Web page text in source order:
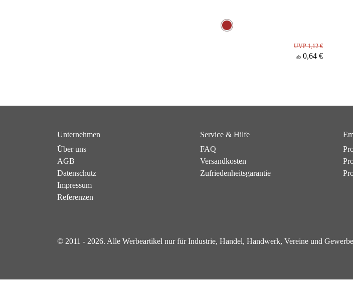
UVP 1,12 €
ab 0,64 €
Unternehmen
Über uns
AGB
Datenschutz
Impressum
Referenzen
Service & Hilfe
FAQ
Versandkosten
Zufriedenheitsgarantie
© 2011 - 2026. Alle Werbeartikel nur für Industrie, Handel, Handwerk, Vereine und